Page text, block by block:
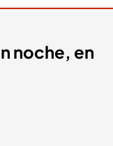
noche, en